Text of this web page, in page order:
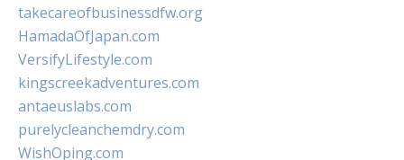
takecareofbusinessdfw.org
HamadaOfJapan.com
VersifyLifestyle.com
kingscreekadventures.com
antaeuslabs.com
purelycleanchemdry.com
WishOping.com